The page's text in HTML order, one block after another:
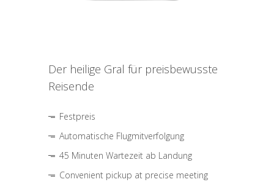
Der heilige Gral für preisbewusste
Reisende
Festpreis
Automatische Flugmitverfolgung
45 Minuten Wartezeit ab Landung
Convenient pickup at precise meeting